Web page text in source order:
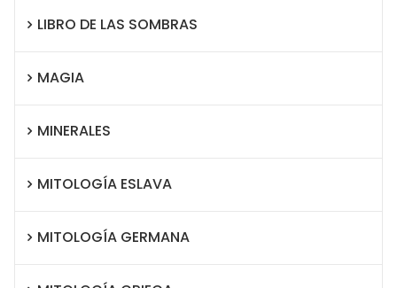
LIBRO DE LAS SOMBRAS
MAGIA
MINERALES
MITOLOGÍA ESLAVA
MITOLOGÍA GERMANA